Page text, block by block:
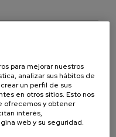
para mejorar nuestros
analizar sus hábitos de
un perfil de sus
en otros sitios. Esto nos
ofrecemos y obtener
interés,
web y su seguridad.